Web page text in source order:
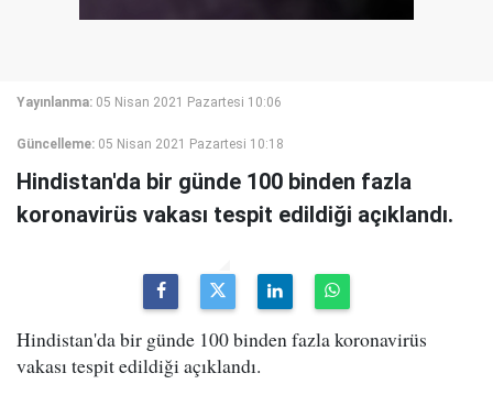
Yayınlanma: 05 Nisan 2021 Pazartesi 10:06
Güncelleme: 05 Nisan 2021 Pazartesi 10:18
Hindistan'da bir günde 100 binden fazla
koronavirüs vakası tespit edildiği açıklandı.
Hindistan'da bir günde 100 binden fazla koronavirüs
vakası tespit edildiği açıklandı.